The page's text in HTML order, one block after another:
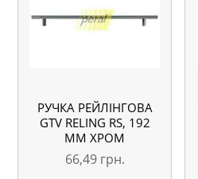
РУЧКА РЕЙЛІНГОВА
GTV RELING RS, 192
ММ ХРОМ
66,49 грн.